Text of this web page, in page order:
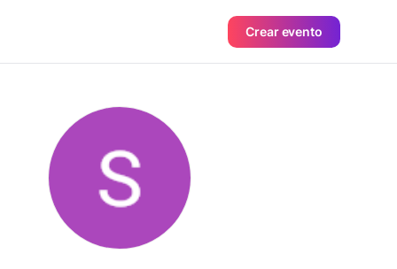
Crear evento